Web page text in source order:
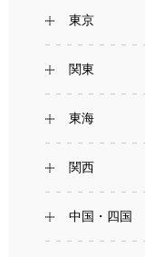
東京
関東
東海
関西
中国・四国